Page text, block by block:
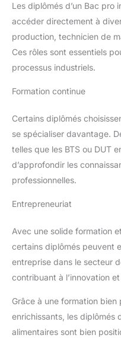
Les diplômés d’un Bac pro
accéder directement à
production, technicien de
Ces rôles sont essentiels
processus industriels.
Formation continue
Certains diplômés
se spécialiser davantage.
telles que les BTS ou DUT
d’approfondir les
professionnelles.
Entrepreneuriat
Avec une solide formation
certains diplômés peuvent
entreprise dans le secteur
contribuant à l’innovation
Grâce à une formation
enrichissants, les diplômés
alimentaires sont bien